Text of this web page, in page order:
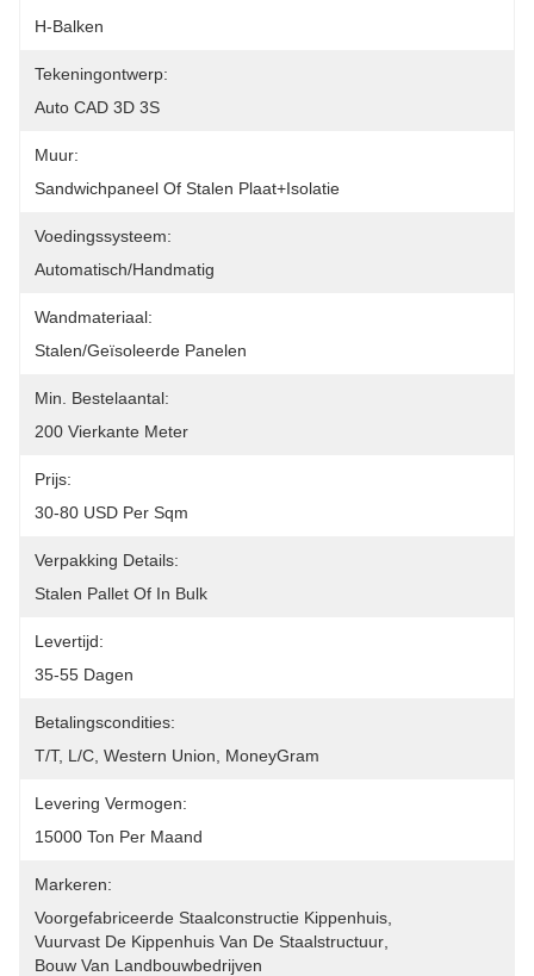
H-Balken
Tekeningontwerp:
Auto CAD 3D 3S
Muur:
Sandwichpaneel Of Stalen Plaat+isolatie
Voedingssysteem:
Automatisch/handmatig
Wandmateriaal:
Stalen/geïsoleerde Panelen
Min. Bestelaantal:
200 Vierkante Meter
Prijs:
30-80 USD Per Sqm
Verpakking Details:
Stalen Pallet Of In Bulk
Levertijd:
35-55 Dagen
Betalingscondities:
T/T, L/C, Western Union, MoneyGram
Levering Vermogen:
15000 Ton Per Maand
Markeren:
Voorgefabriceerde Staalconstructie Kippenhuis
Vuurvast De Kippenhuis Van De Staalstructuur
Bouw Van Landbouwbedrijven